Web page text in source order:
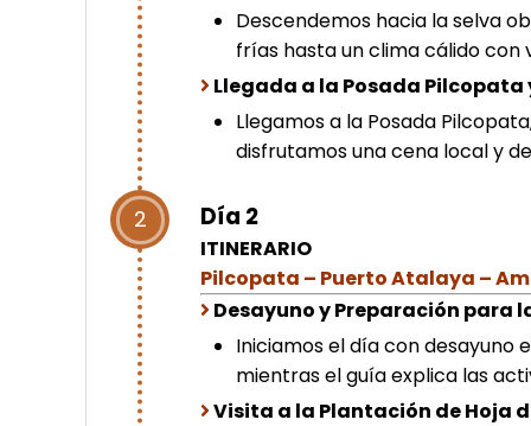
Descendemos hacia la selva
frías hasta un clima cálido
Llegada a la Posada Pilcopata
Llegamos a la Posada
disfrutamos una cena local y
2 Día 2
ITINERARIO
Pilcopata – Puerto Atalaya –
Desayuno y Preparación para
Iniciamos el día con desayuno
mientras el guía explica las
Visita a la Plantación de Hoja